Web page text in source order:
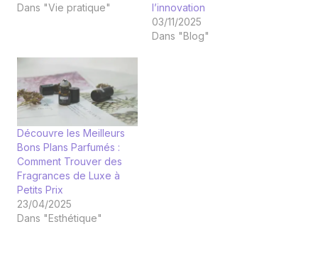
Dans "Vie pratique"
l’innovation
03/11/2025
Dans "Blog"
Découvre les Meilleurs
Bons Plans Parfumés :
Comment Trouver des
Fragrances de Luxe à
Petits Prix
23/04/2025
Dans "Esthétique"